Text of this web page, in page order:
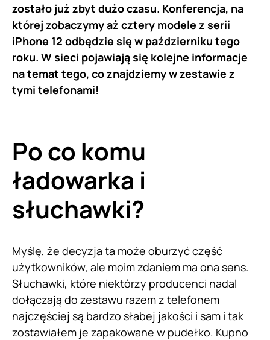
zostało już zbyt dużo czasu. Konferencja, na
której zobaczymy aż cztery modele z serii
iPhone 12 odbędzie się w październiku tego
roku. W sieci pojawiają się kolejne informacje
na temat tego, co znajdziemy w zestawie z
tymi telefonami!
Po co komu
ładowarka i
słuchawki?
Myślę, że decyzja ta może oburzyć część
użytkowników, ale moim zdaniem ma ona sens.
Słuchawki, które niektórzy producenci nadal
dołączają do zestawu razem z telefonem
najczęściej są bardzo słabej jakości i sam i tak
zostawiałem je zapakowane w pudełko. Kupno